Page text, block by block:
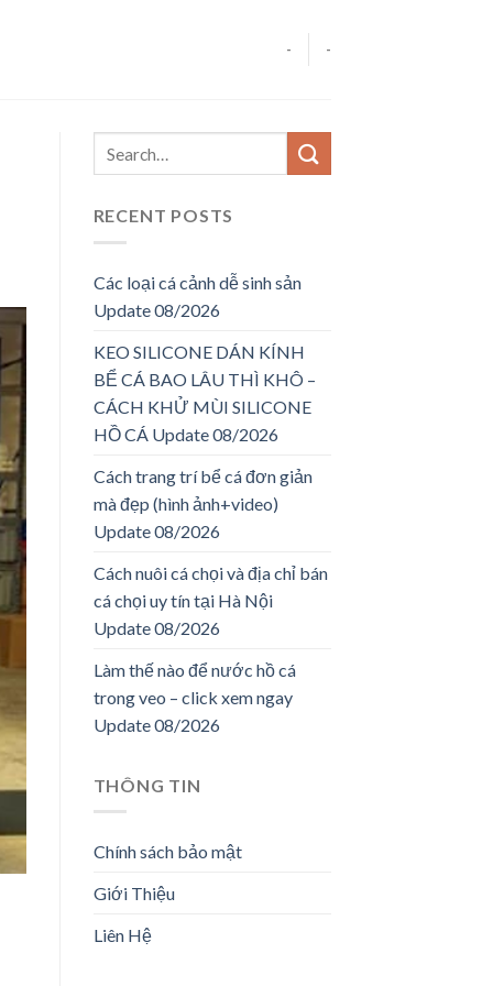
- -
RECENT POSTS
Các loại cá cảnh dễ sinh sản
Update 08/2026
KEO SILICONE DÁN KÍNH
BỂ CÁ BAO LÂU THÌ KHÔ –
CÁCH KHỬ MÙI SILICONE
HỒ CÁ Update 08/2026
Cách trang trí bể cá đơn giản
mà đẹp (hình ảnh+video)
Update 08/2026
Cách nuôi cá chọi và địa chỉ bán
cá chọi uy tín tại Hà Nội
Update 08/2026
Làm thế nào để nước hồ cá
trong veo – click xem ngay
Update 08/2026
THÔNG TIN
Chính sách bảo mật
Giới Thiệu
Liên Hệ